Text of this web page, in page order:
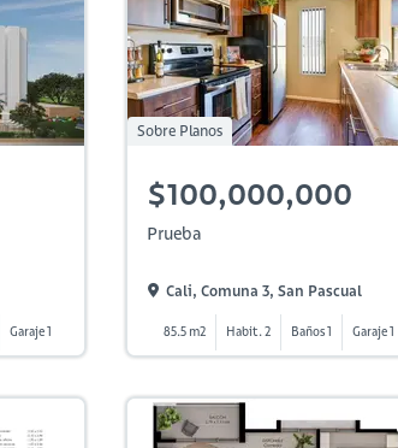
Garaje 1
Sobre Planos
$100,000,000
Prueba
Cali, Comuna 3, San Pascual
85.5 m2 Habit. 2 Baños 1 Garaje 1